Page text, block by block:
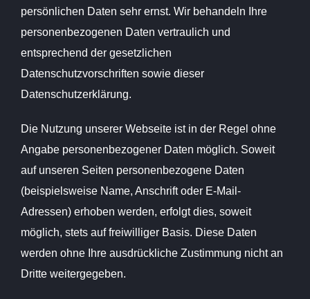
persönlichen Daten sehr ernst. Wir behandeln Ihre
personenbezogenen Daten vertraulich und
entsprechend der gesetzlichen
Datenschutzvorschriften sowie dieser
Datenschutzerklärung.
Die Nutzung unserer Webseite ist in der Regel ohne
Angabe personenbezogener Daten möglich. Soweit
auf unseren Seiten personenbezogene Daten
(beispielsweise Name, Anschrift oder E-Mail-
Adressen) erhoben werden, erfolgt dies, soweit
möglich, stets auf freiwilliger Basis. Diese Daten
werden ohne Ihre ausdrückliche Zustimmung nicht an
Dritte weitergegeben.